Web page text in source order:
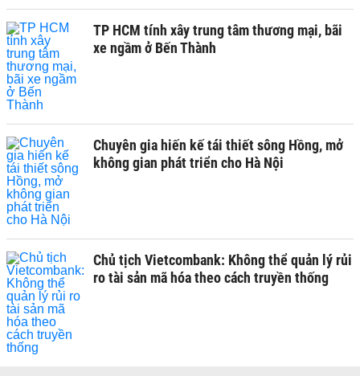
TP HCM tính xây trung tâm thương mại, bãi
xe ngầm ở Bến Thành
Chuyên gia hiến kế tái thiết sông Hồng, mở
không gian phát triển cho Hà Nội
Chủ tịch Vietcombank: Không thể quản lý rủi
ro tài sản mã hóa theo cách truyền thống